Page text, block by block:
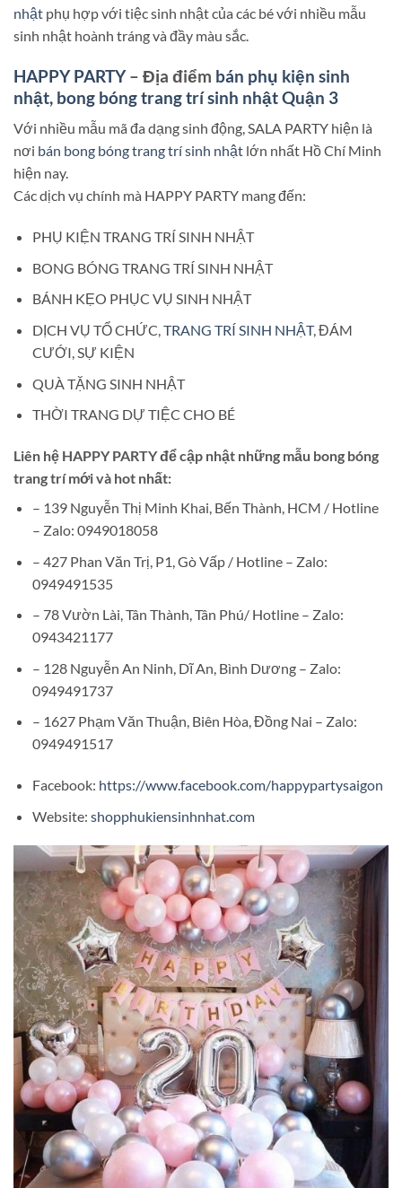
nhật phụ hợp với tiệc sinh nhật của các bé với nhiều mẫu
sinh nhật hoành tráng và đầy màu sắc.
HAPPY PARTY– Địa điểm bán phụ kiện sinh
nhật, bong bóng trang trí sinh nhật Quận 3
Với nhiều mẫu mã đa dạng sinh động, SALA PARTY hiện là
nơi bán bong bóng trang trí sinh nhật lớn nhất Hồ Chí Minh
hiện nay.
Các dịch vụ chính mà HAPPY PARTY mang đến:
PHỤ KIỆN TRANG TRÍ SINH NHẬT
BONG BÓNG TRANG TRÍ SINH NHẬT
BÁNH KẸO PHỤC VỤ SINH NHẬT
DỊCH VỤ TỔ CHỨC,TRANG TRÍ SINH NHẬT, ĐÁM
CƯỚI, SỰ KIỆN
QUÀ TẶNG SINH NHẬT
THỜI TRANG DỰ TIỆC CHO BÉ
Liên hệ HAPPY PARTY để cập nhật những mẫu bong bóng
trang trí mới và hot nhất:
– 139 Nguyễn Thị Minh Khai, Bến Thành, HCM / Hotline
– Zalo: 0949018058
– 427 Phan Văn Trị, P1, Gò Vấp / Hotline – Zalo:
0949491535
– 78 Vườn Lài, Tân Thành, Tân Phú/ Hotline – Zalo:
0943421177
– 128 Nguyễn An Ninh, Dĩ An, Bình Dương – Zalo:
0949491737
– 1627 Phạm Văn Thuận, Biên Hòa, Đồng Nai – Zalo:
0949491517
Facebook: https://www.facebook.com/happypartysaigon
Website: shopphukiensinhnhat.com